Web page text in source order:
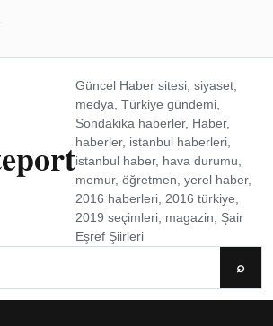
Güncel Haber sitesi, siyaset,
medya, Türkiye gündemi,
Sondakika haberler, Haber,
haberler, istanbul haberleri,
istanbul haber, hava durumu,
memur, öğretmen, yerel haber,
2016 haberleri, 2016 türkiye,
2019 seçimleri, magazin, Şair
Eşref Şiirleri
⌕